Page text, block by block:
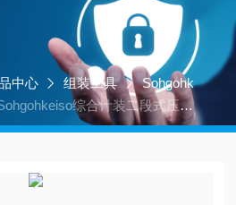
中心 组装工具
Sohgohk
综合计装二段式压缩